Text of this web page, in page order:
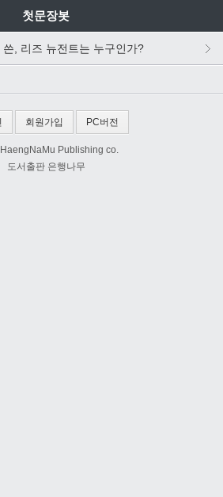
첫문장봇
, 리즈 뉴전트는 누구인가?
회원가입 PC버전
Publishing co.
도서출판 은행나무